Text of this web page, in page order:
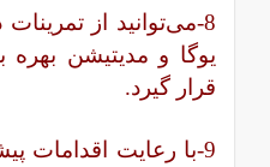
8-می‌توانید از
یوگا و مدیتیشن بهره
قرار گیرد.
9-با رعایت اقدامات